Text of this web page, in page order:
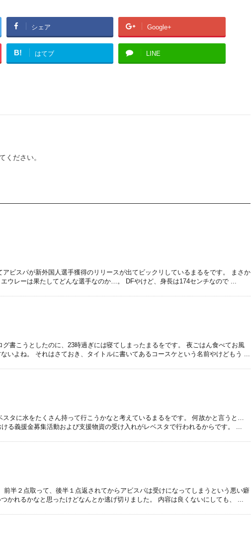
シェア Google+
B! はてブ LINE
ください。
アビスパが新外国人選手獲得のリリースが出てビックリしているまるをです。 まさか
ウレーは果たしてどんな選手なのか…。 DFやけど、身長は174センチなので ...
グ書こうとしたのに、23時過ぎには寝てしまったまるをです。 夜ごはん食べてお風
いよね。 それはさておき、タイトルに書いてあるコースケという名前やけどもう ...
スタに水をたくさん持って行こうかなと考えているまるをです。 何故かと言うと…
る義援金募集活動および支援物資の受け入れがレベスタで行われるからです。 ...
前半２点取って、後半１点返されてからアビスパは受けになってしまうという悪い癖
かれるかなと思ったけどなんとか逃げ切りました。 内容は良くないにしても、 ...